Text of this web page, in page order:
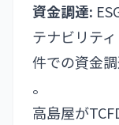
資金調達:
テナビリテ
件での資金
。
高島屋が